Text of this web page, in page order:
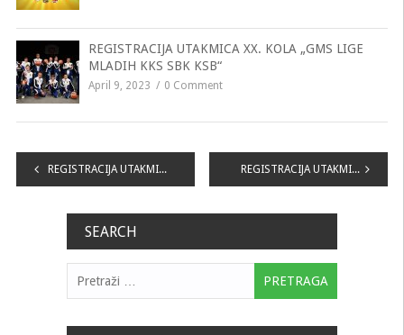
REGISTRACIJA UTAKMICA XX. KOLA „GMS LIGE
MLADIH KKS SBK KSB“
April 9, 2023 0 Comment
Navigacija
REGISTRACIJA UTAKMICA XXI. KOLA „LIGE MLADIH KKS SBK KSB“ REGISTRACIJA UTAKMICA XXIII. KOLA „LIGE MLADIH KKS SBK/KSB“
SEARCH